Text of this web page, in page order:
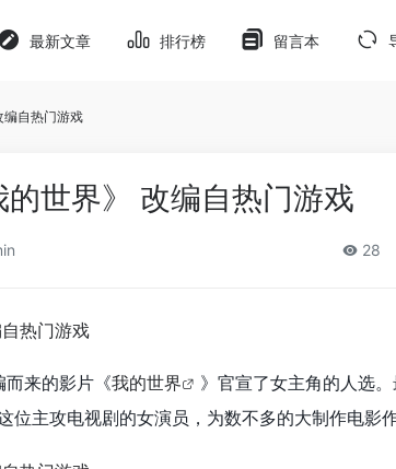
最新文章 排行榜 留言本
编自热门游戏
世界》 改编自热门游戏
28
来的影片《我的世界
》官宣了女主角的人选
位主攻电视剧的女演员，为数不多的大制作电影